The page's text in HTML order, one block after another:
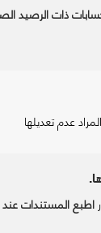
ذات الرصيد
عدم تعديلها
اطبع المستندات